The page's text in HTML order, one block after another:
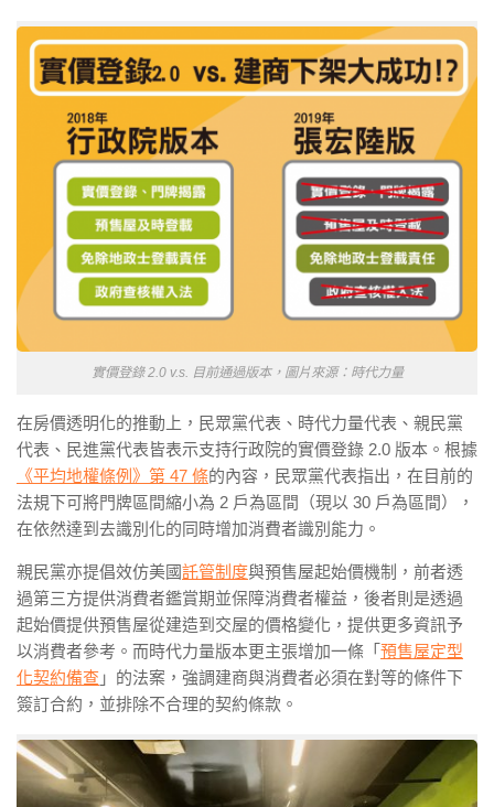
實價登錄 2.0 v.s. 目前通過版本，圖片來源：時代力量
在房價透明化的推動上，民眾黨代表、時代力量代表、親民黨
代表、民進黨代表皆表示支持行政院的實價登錄 2.0 版本。根據
《平均地權條例》第 47 條的內容，民眾黨代表指出，在目前的
法規下可將門牌區間縮小為 2 戶為區間（現以 30 戶為區間），
在依然達到去識別化的同時增加消費者識別能力。
親民黨亦提倡效仿美國託管制度與預售屋起始價機制，前者透
過第三方提供消費者鑑賞期並保障消費者權益，後者則是透過
起始價提供預售屋從建造到交屋的價格變化，提供更多資訊予
以消費者參考。而時代力量版本更主張增加一條「 預售屋定型
化契約備查 」的法案，強調建商與消費者必須在對等的條件下
簽訂合約，並排除不合理的契約條款。